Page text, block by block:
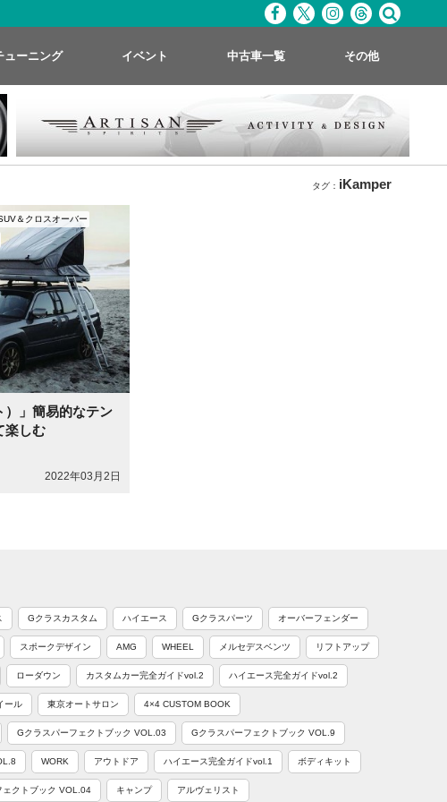
ューニング イベント 中古車一覧 その他
タグ： iKamper
）」簡易的なテン
楽しむ
2022年03月2日
＆クロスオーバー
Gクラスカスタム ハイエース Gクラスパーツ オーバーフェンダー
スポークデザイン AMG WHEEL メルセデスベンツ リフトアップ
ローダウン カスタムカー完全ガイドvol.2 ハイエース完全ガイドvol.2
ール 東京オートサロン 4×4 CUSTOM BOOK
Gクラスパーフェクトブック VOL.03 Gクラスパーフェクトブック VOL.9
WORK アウトドア ハイエース完全ガイドvol.1 ボディキット
ェクトブック VOL.04 キャンプ アルヴェリスト